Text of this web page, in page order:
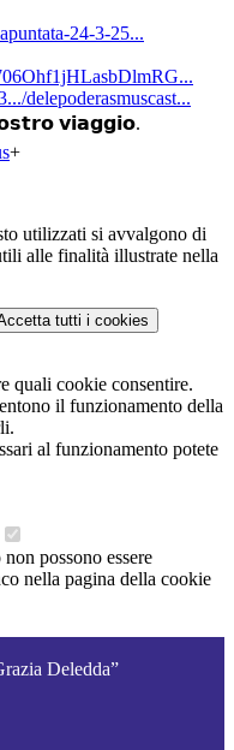
24-3-25...
delepoderasmuscast...
𝘃𝗶𝗮𝗴𝗴𝗶𝗼.
+
utilizzati si avvalgono di
alle finalità illustrate nella
tutti i cookies
quali cookie consentire.
il funzionamento della
al funzionamento potete
possono essere
nella pagina della cookie
Deledda”